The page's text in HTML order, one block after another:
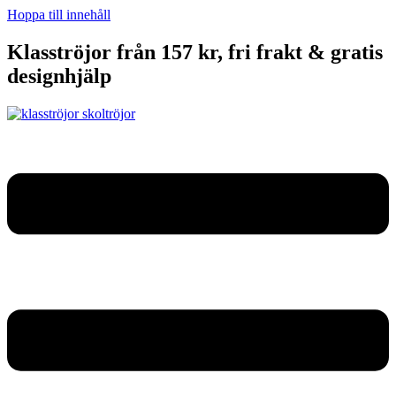
Hoppa till innehåll
Klasströjor från 157 kr, fri frakt & gratis
designhjälp